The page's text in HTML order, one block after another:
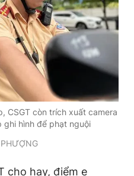
CSGT còn trích xuất camera
hình để phạt nguội
cho hay, điểm e